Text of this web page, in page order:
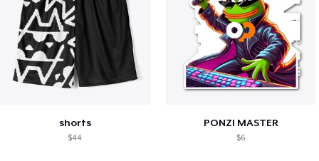
shorts
$44
PONZI MASTER
$6